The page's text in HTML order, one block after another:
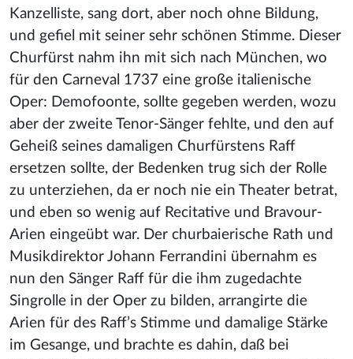
Kanzelliste, sang dort, aber noch ohne Bildung,
und gefiel mit seiner sehr schönen Stimme. Dieser
Churfürst nahm ihn mit sich nach München, wo
für den Carneval 1737 eine große italienische
Oper: Demofoonte, sollte gegeben werden, wozu
aber der zweite Tenor-Sänger fehlte, und den auf
Geheiß seines damaligen Churfürstens Raff
ersetzen sollte, der Bedenken trug sich der Rolle
zu unterziehen, da er noch nie ein Theater betrat,
und eben so wenig auf Recitative und Bravour-
Arien eingeübt war. Der churbaierische Rath und
Musikdirektor Johann Ferrandini übernahm es
nun den Sänger Raff für die ihm zugedachte
Singrolle in der Oper zu bilden, arrangirte die
Arien für des Raff’s Stimme und damalige Stärke
im Gesange, und brachte es dahin, daß bei